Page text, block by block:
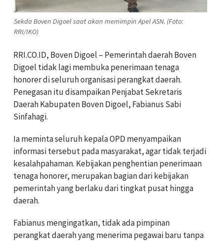
Sekda Boven Digoel saat akan memimpin Apel ASN. (Foto:
RRI/IKO)
RRI.CO.ID, Boven Digoel – Pemerintah daerah Boven
Digoel tidak lagi membuka penerimaan tenaga
honorer di seluruh organisasi perangkat daerah.
Penegasan itu disampaikan Penjabat Sekretaris
Daerah Kabupaten Boven Digoel, Fabianus Sabi
Sinfahagi.
Ia meminta seluruh kepala OPD menyampaikan
informasi tersebut pada masyarakat, agar tidak terjadi
kesalahpahaman. Kebijakan penghentian penerimaan
tenaga honorer, merupakan bagian dari kebijakan
pemerintah yang berlaku dari tingkat pusat hingga
daerah.
Fabianus mengingatkan, tidak ada pimpinan
perangkat daerah yang menerima pegawai baru tanpa